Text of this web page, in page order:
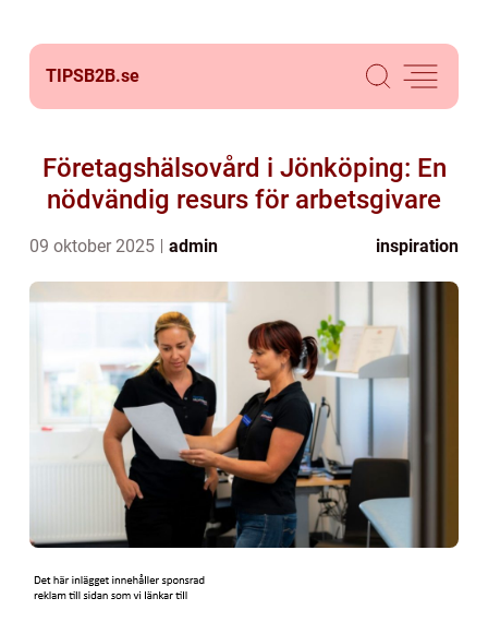
TIPSB2B.se
Företagshälsovård i Jönköping: En
nödvändig resurs för arbetsgivare
09 oktober 2025 admin inspiration